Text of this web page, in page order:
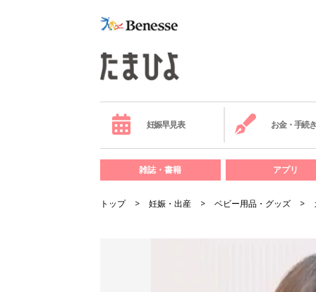
妊娠早見表 お金・手続き
雑誌・書籍 アプリ
トップ 妊娠・出産 ベビー用品・グッズ